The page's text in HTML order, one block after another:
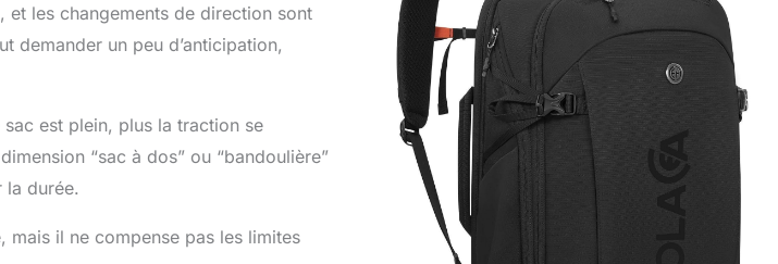
et les changements de direction sont
demander un peu d’anticipation,
est plein, plus la traction se
“sac à dos” ou “bandoulière”
la durée.
mais il ne compense pas les limites